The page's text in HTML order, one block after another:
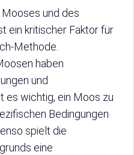
und des
ein kritischer Faktor für
Methode.
haben
und
es wichtig, ein Moos zu
Bedingungen
spielt die
eine